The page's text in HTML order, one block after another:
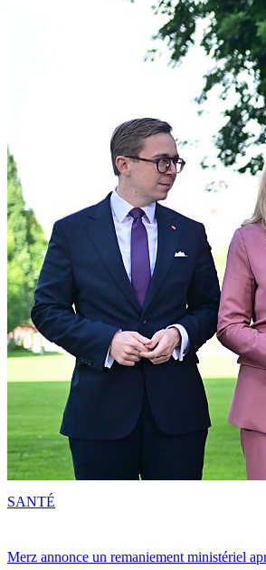
Merz annonce un remaniement ministériel
SANTÉ